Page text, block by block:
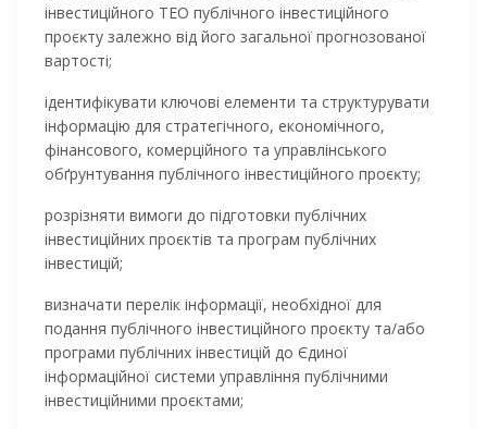
інвестиційного ТЕО публічного інвестиційного
проєĸту залежно від його загальної прогнозованої
вартості;
ідентифікувати ключові елементи та структурувати
інформацію для стратегічного, економічного,
фінансового, комерційного та управлінського
обґрунтування публічного інвестиційного проєĸту;
розрізняти вимоги до підготовки публічних
інвестиційних проєктів та програм публічних
інвестицій;
визначати перелік інформації, необхідної для
подання публічного інвестиційного проєкту та/або
програми публічних інвестицій до Єдиної
інформаційної системи управління публічними
інвестиційними проєктами;